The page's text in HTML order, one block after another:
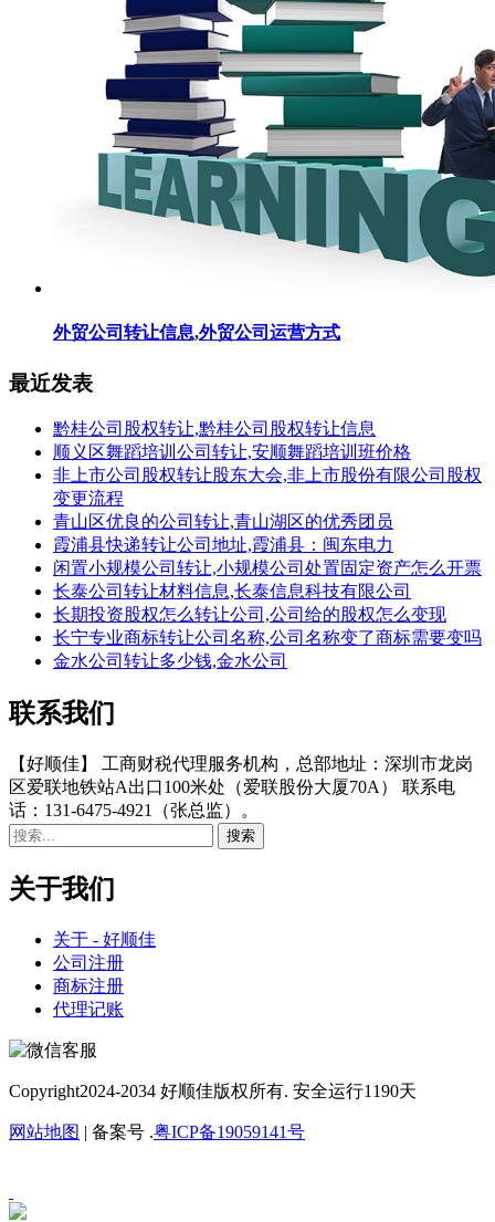
外贸公司转让信息,外贸公司运营方式
最近发表
黔桂公司股权转让,黔桂公司股权转让信息
顺义区舞蹈培训公司转让,安顺舞蹈培训班价格
非上市公司股权转让股东大会,非上市股份有限公司股权
变更流程
青山区优良的公司转让,青山湖区的优秀团员
霞浦县快递转让公司地址,霞浦县：闽东电力
闲置小规模公司转让,小规模公司处置固定资产怎么开票
长泰公司转让材料信息,长泰信息科技有限公司
长期投资股权怎么转让公司,公司给的股权怎么变现
长宁专业商标转让公司名称,公司名称变了商标需要变吗
金水公司转让多少钱,金水公司
联系我们
【好顺佳】 工商财税代理服务机构，总部地址：深圳市龙岗
区爱联地铁站A出口100米处（爱联股份大厦70A） 联系电
话：131-6475-4921（张总监）。
关于我们
关于 - 好顺佳
公司注册
商标注册
代理记账
Copyright2024-2034 好顺佳版权所有. 安全运行1190天
网站地图 | 备案号 .粤ICP备19059141号